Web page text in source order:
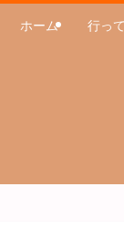
ホーム 行っ